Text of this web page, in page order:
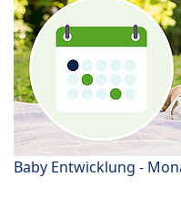
Baby Entwicklung -